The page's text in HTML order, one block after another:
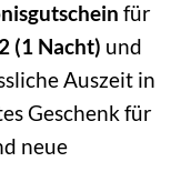
für
(1 Nacht) und
Auszeit in
Geschenk für
neue